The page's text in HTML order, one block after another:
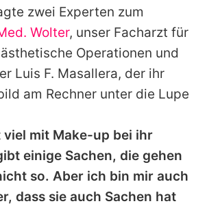
zwei Experten zum
Wolter, unser Facharzt für
Operationen und
Luis F. Masallera, der ihr
am Rechner unter die Lupe
mit Make-up bei ihr
einige Sachen, die gehen
so. Aber ich bin mir auch
dass sie auch Sachen hat